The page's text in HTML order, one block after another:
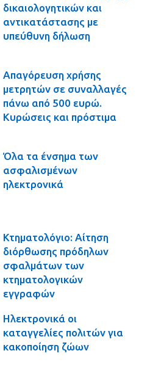
δικαιολογητικών και
αντικατάστασης με
υπεύθυνη δήλωση
Απαγόρευση χρήσης
μετρητών σε συναλλαγές
πάνω από 500 ευρώ.
Κυρώσεις και πρόστιμα
Όλα τα ένσημα των
ασφαλισμένων
ηλεκτρονικά
Κτηματολόγιο: Αίτηση
διόρθωσης πρόδηλων
σφαλμάτων των
κτηματολογικών
εγγραφών
Ηλεκτρονικά οι
καταγγελίες πολιτών για
κακοποίηση ζώων